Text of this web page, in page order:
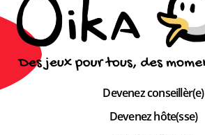
Devenez conseillèr(e)
Devenez hôte(sse)